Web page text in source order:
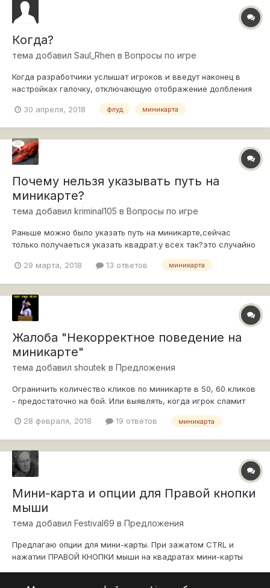
Когда?
тема добавил Saul_Rhen в Вопросы по игре
Когда разработчики услышат игроков и введут наконец в
настройках галочку, отключающую отображение долбления
говорил на стриме, что флудеры достают. Реализация ведь
решение, т.к. занимает врем...
30 апреля, 2018 флуд миникарта
Почему нельзя указывать путь на
миникарте?
тема добавил kriminal105 в Вопросы по игре
Раньше можно было указать путь на миникарте,сейчас
только получаеться указать квадрат.у всех так?это случайно
29 марта, 2018
13 ответов миникарта
Жалоба "Некорректное поведение на
миникарте"
тема добавил shoutek в Предложения
Ограничить количество кликов по миникарте в 50, 60 кликов
- предостаточно на бой. Или выявлять, когда игрок спамит
28 февраля, 2018
19 ответов миникарта
Мини-карта и опции для Правой кнопки
мыши
тема добавил Festival69 в Предложения
Предлагаю опции для мини-карты. При зажатом CTRL и
нажатии ПРАВОЙ КНОПКИ мыши на квадратах мини-карты